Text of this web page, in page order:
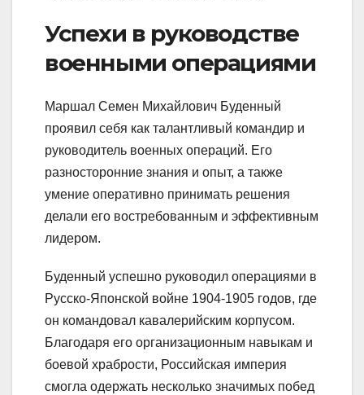
Успехи в руководстве
военными операциями
Маршал Семен Михайлович Буденный
проявил себя как талантливый командир и
руководитель военных операций. Его
разносторонние знания и опыт, а также
умение оперативно принимать решения
делали его востребованным и эффективным
лидером.
Буденный успешно руководил операциями в
Русско-Японской войне 1904-1905 годов, где
он командовал кавалерийским корпусом.
Благодаря его организационным навыкам и
боевой храбрости, Российская империя
смогла одержать несколько значимых побед